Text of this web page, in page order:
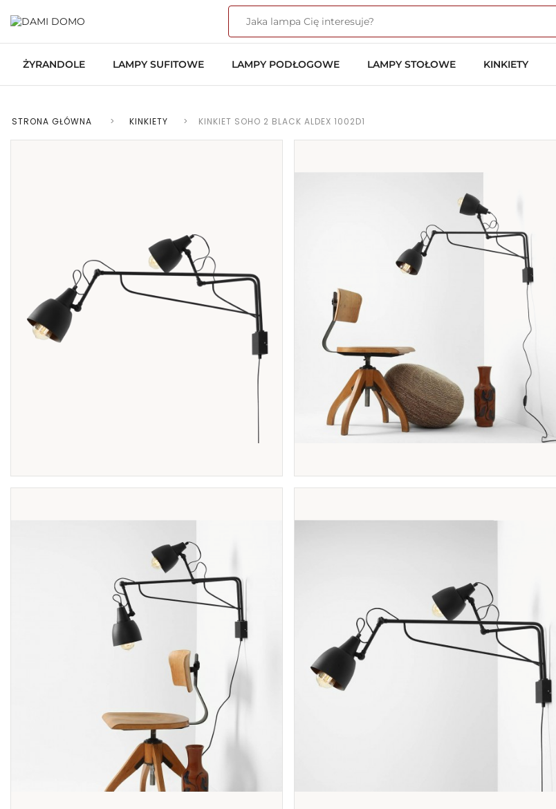
ŻYRANDOLE LAMPY SUFITOWE LAMPY PODŁOGOWE LAMPY STOŁOWE KINKIETY
STRONA GŁÓWNA > KINKIETY > KINKIET SOHO 2 BLACK ALDEX 1002D1